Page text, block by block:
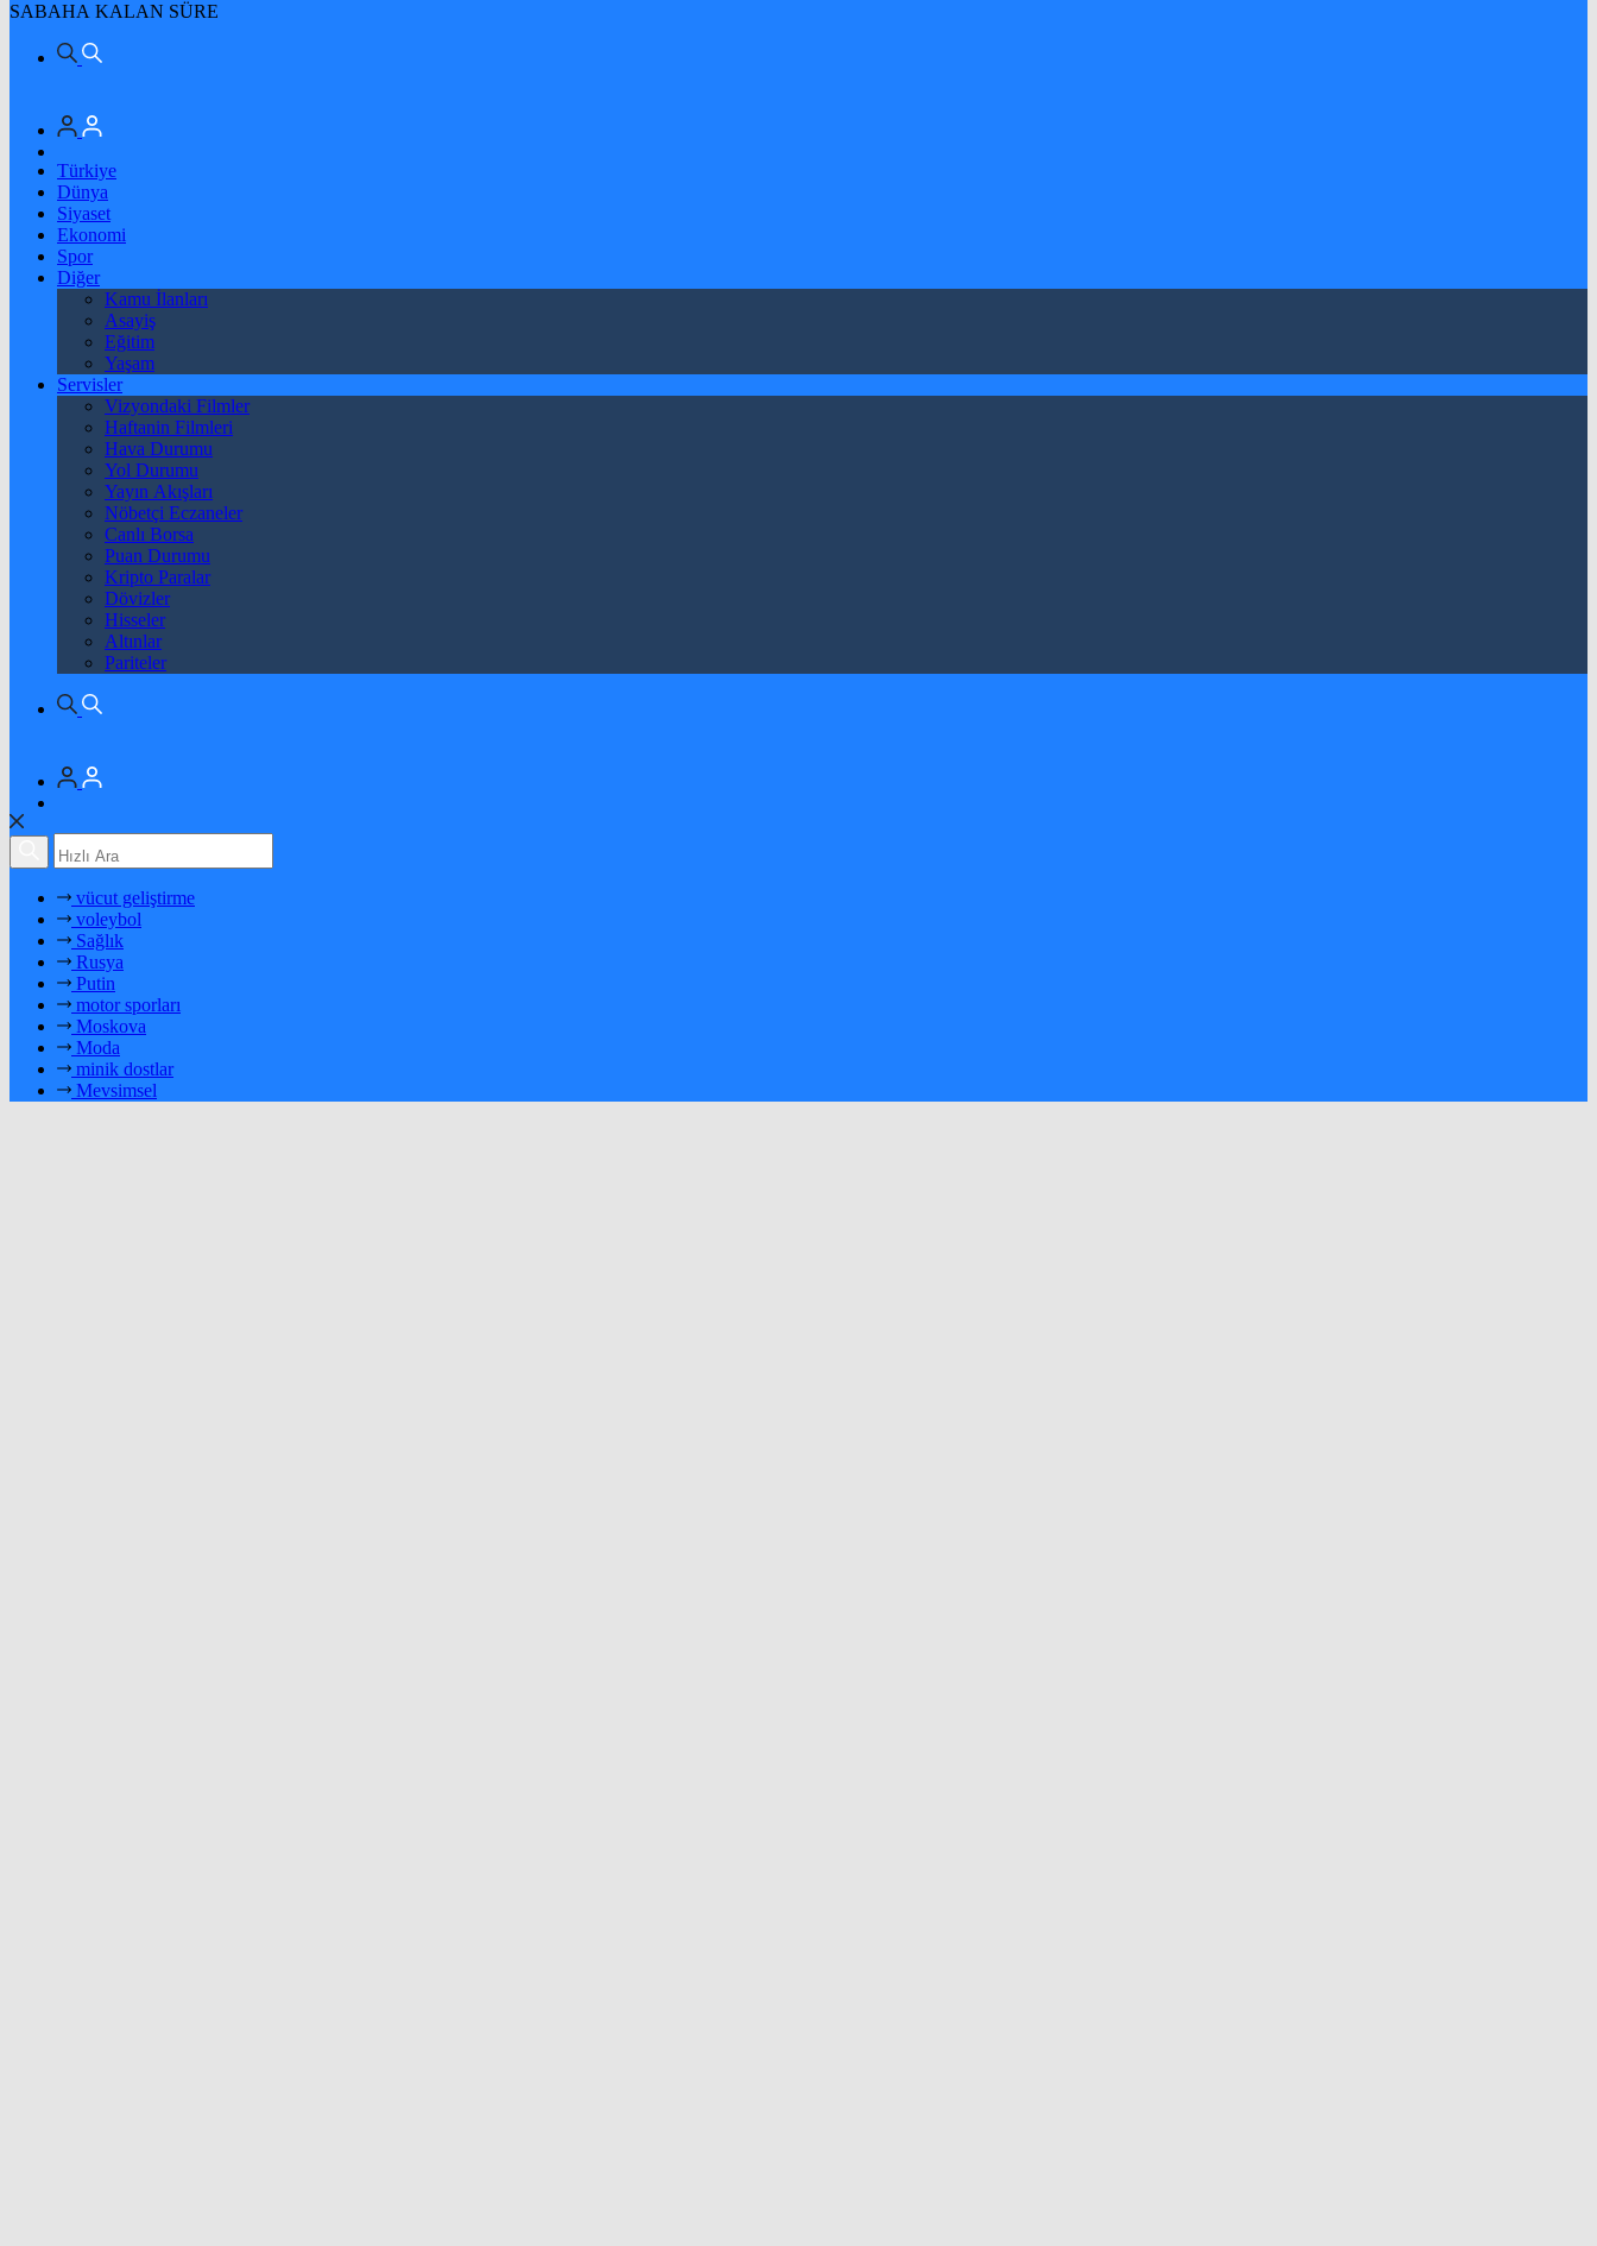
SABAHA KALAN SÜRE
Türkiye
Dünya
Siyaset
Ekonomi
Spor
Diğer
Kamu İlanları
Asayiş
Eğitim
Yaşam
Servisler
Vizyondaki Filmler
Haftanin Filmleri
Hava Durumu
Yol Durumu
Yayın Akışları
Nöbetçi Eczaneler
Canlı Borsa
Puan Durumu
Kripto Paralar
Dövizler
Hisseler
Altınlar
Pariteler
vücut geliştirme
voleybol
Sağlık
Rusya
Putin
motor sporları
Moskova
Moda
minik dostlar
Mevsimsel